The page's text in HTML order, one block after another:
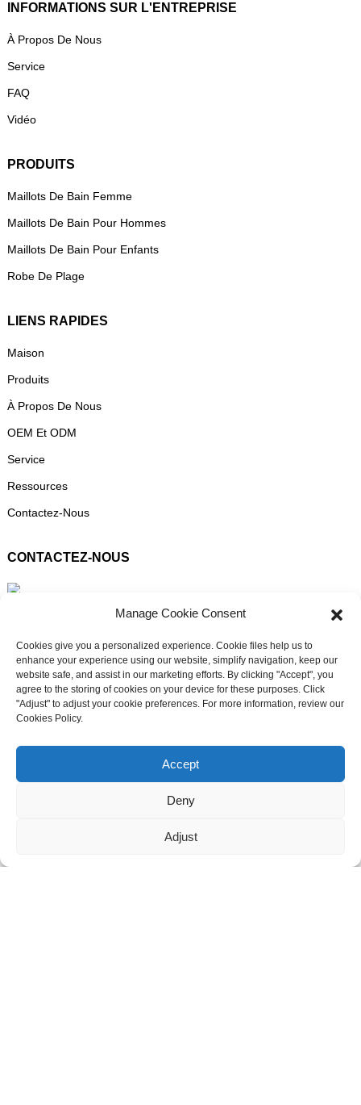
Discutez avec nous maintenant
INFORMATIONS SUR L'ENTREPRISE
À Propos De Nous
Service
FAQ
Vidéo
PRODUITS
Maillots De Bain Femme
Maillots De Bain Pour Hommes
Maillots De Bain Pour Enfants
Robe De Plage
LIENS RAPIDES
Maison
Produits
À Propos De Nous
OEM Et ODM
Service
Ressources
Contactez-Nous
CONTACTEZ-NOUS
+86 13336496652
8613336496652
Manage Cookie Consent
Cookies give you a personalized experience. Cookie files help us to
enhance your experience using our website, simplify navigation, keep our
website safe, and assist in our marketing efforts. By clicking "Accept", you
agree to the storing of cookies on your device for these purposes. Click
"Adjust" to adjust your cookie preferences. For more information, review our
Cookies Policy.
Accept
Deny
Adjust